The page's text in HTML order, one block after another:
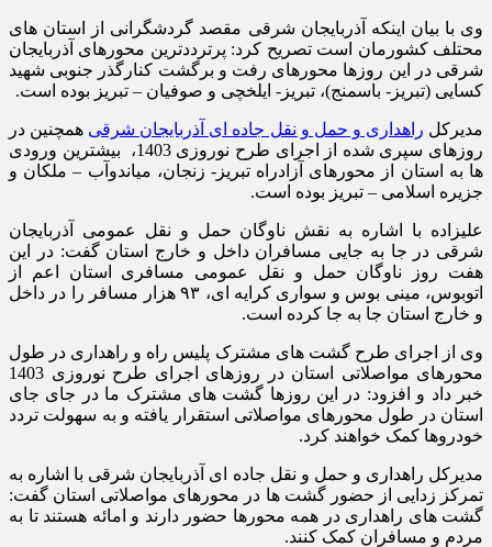
وی با بیان اینکه آذربایجان شرقی مقصد گردشگرانی از استان های
محتلف کشورمان است تصریح کرد: پرترددترین محورهای آذربایجان
شرقی در این روزها محورهای رفت و برگشت کنارگذر جنوبی شهید
کسایی (تبریز- باسمنج)، تبریز- ایلخچی و صوفیان – تبریز بوده است.
مدیرکل راهداری و حمل و نقل جاده ای آذربایجان شرقی همچنین در
روزهای سپری شده از اجرای طرح نوروزی 1403، بیشترین ورودی
ها به استان از محورهای آزادراه تبریز- زنجان، میاندوآب – ملکان و
جزیره اسلامی – تبریز بوده است.
علیزاده با اشاره به نقش ناوگان حمل و نقل عمومی آذربایجان
شرقی در جا به جایی مسافران داخل و خارج استان گفت: در این
هفت روز ناوگان حمل و نقل عمومی مسافری استان اعم از
اتوبوس، مینی بوس و سواری کرایه ای، ۹۳ هزار مسافر را در داخل
و خارج استان جا به جا کرده است.
وی از اجرای طرح گشت های مشترک پلیس راه و راهداری در طول
محورهای مواصلاتی استان در روزهای اجرای طرح نوروزی 1403
خبر داد و افزود: در این روزها گشت های مشترک ما در جای جای
استان در طول محورهای مواصلاتی استقرار یافته و به سهولت تردد
خودروها کمک خواهند کرد.
مدیرکل راهداری و حمل و نقل جاده ای آذربایجان شرقی با اشاره به
تمرکز زدایی از حضور گشت ها در محورهای مواصلاتی استان گفت:
گشت های راهداری در همه محورها حضور دارند و امائه هستند تا به
مردم و مسافران کمک کنند.